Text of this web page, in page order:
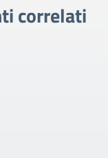
correlati